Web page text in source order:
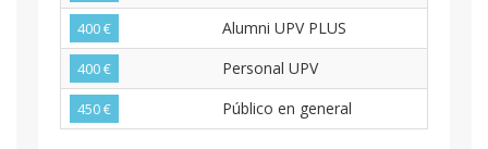
400 € Alumni UPV PLUS
400 € Personal UPV
450 € Público en general